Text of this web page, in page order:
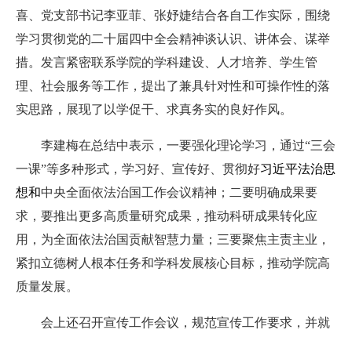
喜、党支部书记李亚菲、张妤婕结合各自工作实际，围绕
学习贯彻党的二十届四中全会精神谈认识、讲体会、谋举
措。发言紧密联系学院的学科建设、人才培养、学生管
理、 社会服务等工作， 提出了兼具针对性和可操作性的落
实思路，展现了以学促干、求真务实的良好作风。
李建梅在总结中表示 ，一要强化理论学习， 通过“三会
一课”等多种形式，学习好、宣传好、贯彻好习近平法治思
想和中央全面依法治国工作会议精神 ；二要明确成果要
求， 要推出更多高质量研究成果，推动科研成果转化应
用，为全面依法治国贡献智慧力量； 三要聚焦主责主业，
紧扣立德树人根本任务和学科发展核心目标，推动学院高
质量发展。
会上还召开宣传工作会议，规范宣传工作要求 ， 并就